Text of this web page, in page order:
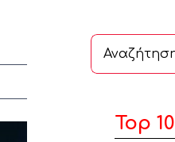
Αναζήτηση
...
Top 10